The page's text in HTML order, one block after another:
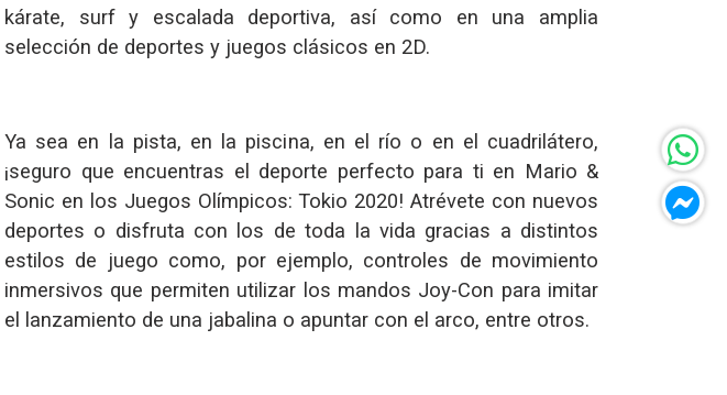
kárate, surf y escalada deportiva, así como en una amplia
selección de deportes y juegos clásicos en 2D.
Ya sea en la pista, en la piscina, en el río o en el cuadrilátero,
¡seguro que encuentras el deporte perfecto para ti en Mario &
Sonic en los Juegos Olímpicos: Tokio 2020! Atrévete con nuevos
deportes o disfruta con los de toda la vida gracias a distintos
estilos de juego como, por ejemplo, controles de movimiento
inmersivos que permiten utilizar los mandos Joy-Con para imitar
el lanzamiento de una jabalina o apuntar con el arco, entre otros.